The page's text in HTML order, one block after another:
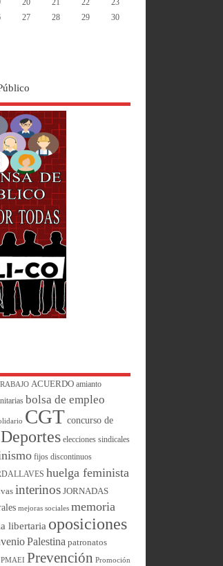
27 28 29
30
ACUERDO amianto
bolsa de empleo
CGT concurso de
Deportes elecciones sindicales
fijos discontinuos
huelga feminista
interinos JORNADAS
mejoras sociales memoria
libertaria oposiciones
Palestina patronatos
PMAEI Prevención Promoción